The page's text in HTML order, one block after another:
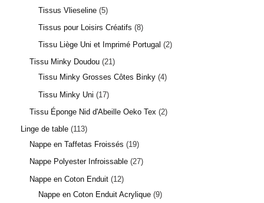
Tissus Vlieseline 5
Tissus pour Loisirs Créatifs 8
Tissu Liège Uni et Imprimé Portugal
2
Tissu Minky Doudou 21
Tissu Minky Grosses Côtes Binky 4
Tissu Minky Uni
17
Tissu Éponge Nid d'Abeille Oeko Tex
2
Linge de table 113
Nappe en Taffetas Froissés
19
Nappe Polyester Infroissable 27
Nappe en Coton Enduit 12
Nappe en Coton Enduit Acrylique 9